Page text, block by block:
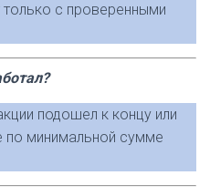
с проверенными
подошел к концу или
по минимальной сумме